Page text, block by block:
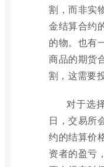
割，而非实
金结算合约
的物。也有
商品的期货
割，这需要
对于选
日，交易所
约的结算价
资者的盈亏